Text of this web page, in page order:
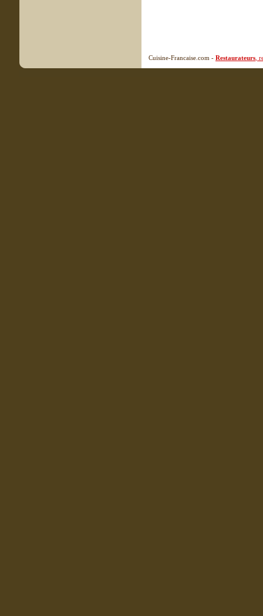
Cuisine-Francaise.com - Restaurateurs ,